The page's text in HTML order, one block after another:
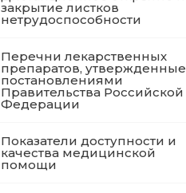
закрытие листков
нетрудоспособности
Перечни лекарственных
препаратов, утвержденные
постановлениями
Правительства Российской
Федерации
Показатели доступности и
качества медицинской
помощи